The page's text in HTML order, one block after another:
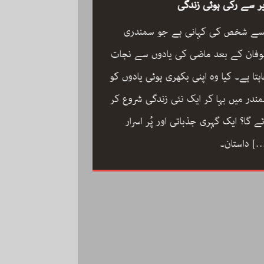
سے رکی ہوئی زندگی
شخص کی کہانی ہے جو سمندری
کے بعد ماضی کی یادوں سے نجات
ہے۔ کیا وہ اپنی بکھری ہوئی یادوں کو
میں بہا کر ایک نئی زندگی شروع کر
گا؟ ایک گہری جذباتی اور پُر اسرار